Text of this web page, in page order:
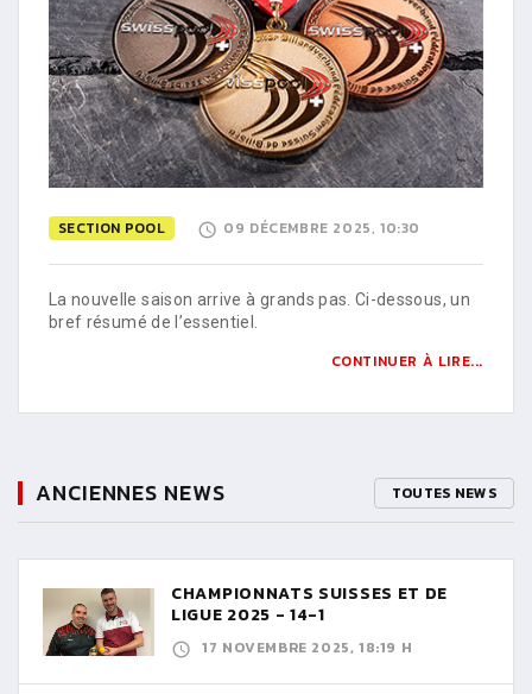
SECTION POOL 09 DÉCEMBRE 2025, 10:30
La nouvelle saison arrive à grands pas. Ci-dessous, un
bref résumé de l’essentiel.
CONTINUER À LIRE...
ANCIENNES NEWS TOUTES NEWS
CHAMPIONNATS SUISSES ET DE
LIGUE 2025 - 14-1
17 NOVEMBRE 2025, 18:19 H